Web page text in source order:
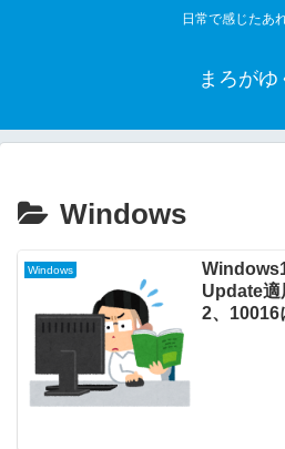
日常で感じたあ
まろがゆ
Windows
Windows
Update適
2、10016